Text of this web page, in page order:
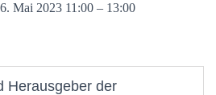
Mai 2023 11:00 – 13:00
Herausgeber der